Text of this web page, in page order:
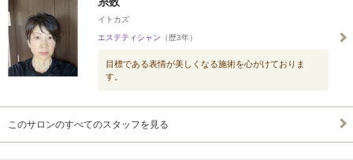
イトカズ
エステティシャン （歴3年）
目標である表情が美しくなる施術を心がけておりま
す。
このサロンのすべてのスタッフを見る